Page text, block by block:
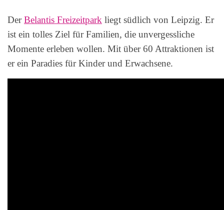
DerBelantis Freizeitpark liegt südlich von Leipzig. Er
ist ein tolles Ziel für Familien, die unvergessliche
Momente erleben wollen. Mit über 60 Attraktionen ist
er ein Paradies für Kinder und Erwachsene.